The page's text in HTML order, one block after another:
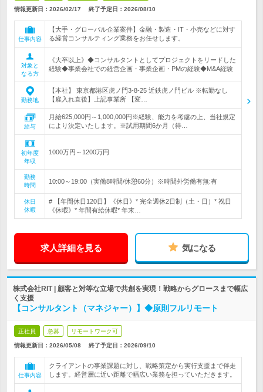
情報更新日：2026/02/17 終了予定日： 2026/08/10
仕事内容
【大手・グローバル企業案件】金融・製造・IT・小売などに対す
る経営コンサルティング業務をお任せします。
対象と
なる方
《大卒以上》◆コンサルタントとしてプロジェクトをリードした
経験◆事業会社での経営企画・事業企画・PMの経験◆M&A経験
勤務地
【本社】 東京都港区虎ノ門3-8-25 近鉄虎ノ門ビル ※転勤なし
【雇入れ直後】上記事業所 【変…
給与
月給625,000円～1,000,000円※経験、能力を考慮の上、当社規定
により決定いたします。※試用期間6か月（待…
初年度
年収
1000万円～1200万円
勤務
時間
10:00～19:00（実働8時間/休憩60分）※時間外労働有無:有
休日
休暇
# 【年間休日120日】《休日》* 完全週休2日制（土・日）* 祝日
《休暇》* 年間有給休暇* 年末…
求人詳細を見る 気になる
株式会社RIT | 顧客と対等な立場で共創を実現！戦略からグロースまで幅広
く支援
【コンサルタント（マネジャー）】◆原則フルリモート
正社員 急募 リモートワーク可
情報更新日：2026/05/08 終了予定日： 2026/09/10
仕事内容
クライアントの事業課題に対し、戦略策定から実行支援まで伴走
します。経営層に近い距離で幅広い業務を担っていただきます。